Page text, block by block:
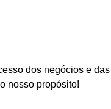
dos negócios e das
nosso propósito!